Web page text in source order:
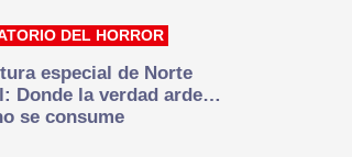
DEL HORROR
especial de Norte
Donde la verdad arde…
se consume